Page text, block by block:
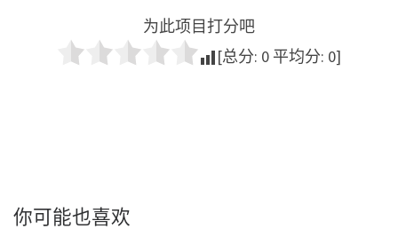
为此项目打分吧
[总分: 0 平均分: 0]
你可能也喜欢